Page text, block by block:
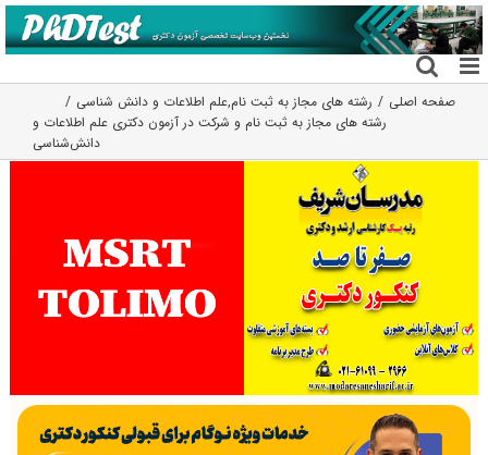
رفتن
به
محتوا
صفحه اصلی رشته های مجاز به ثبت نام,علم اطلاعات و دانش شناسی
رشته های مجاز به ثبت نام و شرکت در آزمون دکتری علم اطلاعات و
دانش‌شناسی